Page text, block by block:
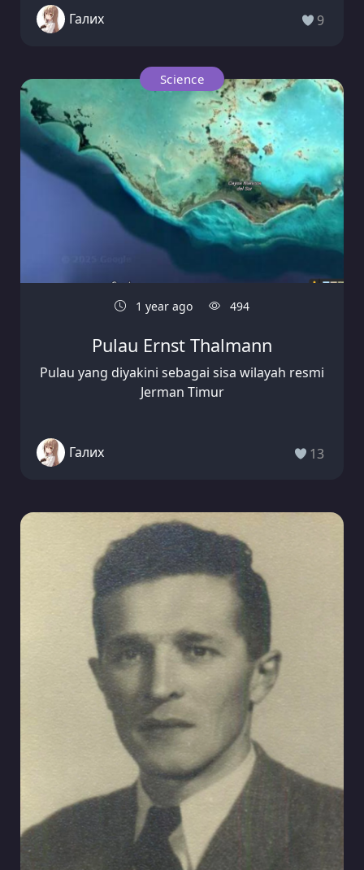
Галих 9
Science
1 year ago 494
Pulau Ernst Thalmann
Pulau yang diyakini sebagai sisa wilayah resmi
Jerman Timur
Галих 13